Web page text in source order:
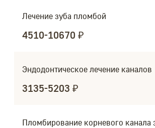
Лечение зуба пломбой
4510-10670 ₽
Эндодонтическое лечение каналов
3135-5203 ₽
Пломбирование корневого канала